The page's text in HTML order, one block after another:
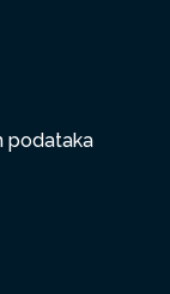
podataka